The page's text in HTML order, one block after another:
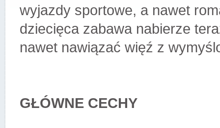
wyjazdy sportowe, a nawet
dziecięca zabawa nabierze
nawet nawiązać więź z
GŁÓWNE CECHY